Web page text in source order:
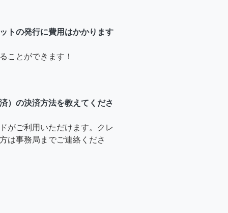
トの発行に費用はかかります
ことができます！
）の決済方法を教えてくださ
がご利用いただけます。クレ
は事務局までご連絡くださ